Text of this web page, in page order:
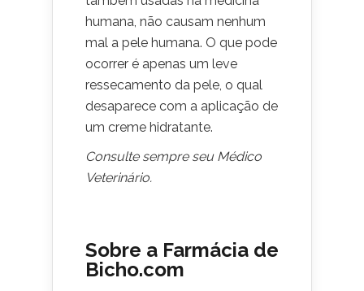
humana, não causam nenhum
mal a pele humana. O que pode
ocorrer é apenas um leve
ressecamento da pele, o qual
desaparece com a aplicação de
um creme hidratante.
Consulte sempre seu Médico
Veterinário.
Sobre a Farmácia de
Bicho.com